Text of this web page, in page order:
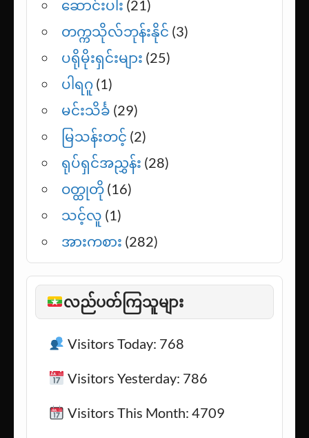
ဂျိမ်းစ်လှကျော်(1)
စာအုပ်စင်(22)
ဆောင်းပါး(21)
တက္ကသိုလ်ဘုန်းနိုင်
ပရိုမိုးရှင်းများ
ပါရဂူ(1)
မင်းသိင်္ခ(29)
မြသန်းတင့်(2)
ရုပ်ရှင်အညွှန်း
ဝတ္ထုတို(16)
သင့်လူ(1)
အားကစား(282)